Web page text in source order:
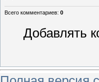
Всего комментариев: 0
Добавлять